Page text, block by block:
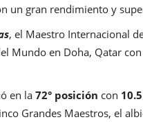
un gran rendimiento y
, el Maestro Internacional
Mundo en Doha, Qatar
en la 72° posición con
Grandes Maestros, el